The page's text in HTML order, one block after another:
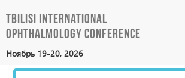
Ноябрь 19-20, 2026
Tbilisi International
Ophthalmology Conference